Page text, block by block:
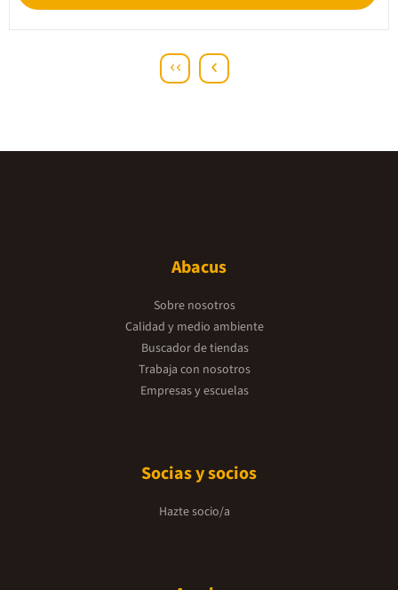
Abacus
Sobre nosotros
Calidad y medio ambiente
Buscador de tiendas
Trabaja con nosotros
Empresas y escuelas
Socias y socios
Hazte socio/a